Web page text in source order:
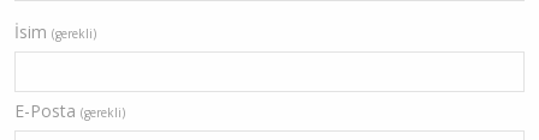
İsim (gerekli)
E-Posta (gerekli)